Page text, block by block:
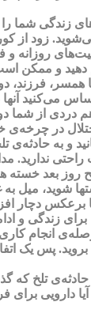
زندگی شما
زود از
روزانه و
دهید و ممکن
همسر، فرزند،
می‌کنید
دردی از شما
در چرخه‌ی
و به حادثه‌ی
ندارید.
روز بعد
شوید، میل به
برعکس دچار
زندگی و
انجام کاری
بروید. پس یک
حادثه‌ی تلخ که
دارویی برای